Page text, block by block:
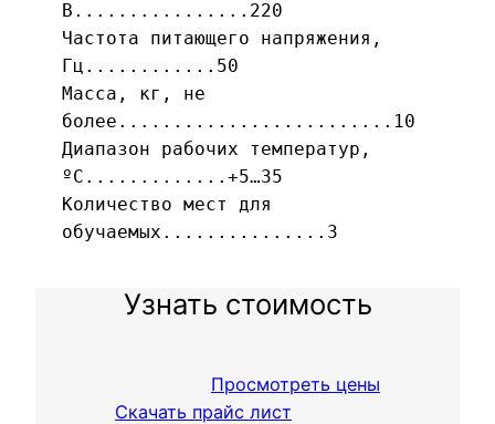
В................220
Частота питающего напряжения,
Гц............50
Масса, кг, не
более.........................10
Диапазон рабочих температур,
ºС.............+5…35
Количество мест для
обучаемых...............3
Узнать стоимость
Просмотреть цены
Скачать прайс лист